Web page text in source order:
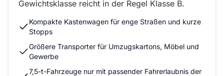
Gewichtsklasse reicht in der Regel Klasse B.
Kompakte Kastenwagen für enge Straßen und kurze
Stopps
Größere Transporter für Umzugskartons, Möbel und
Gewerbe
7,5-t-Fahrzeuge nur mit passender Fahrerlaubnis der